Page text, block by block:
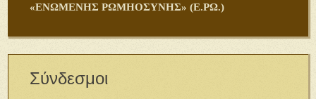
«ΕΝΩΜΕΝΗΣ ΡΩΜΗΟΣΥΝΗΣ» (Ε.ΡΩ.)
Σύνδεσμοι